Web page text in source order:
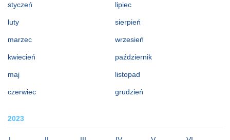
styczeń
luty
marzec
kwiecień
maj
czerwiec
lipiec
sierpień
wrzesień
październik
listopad
grudzień
2023